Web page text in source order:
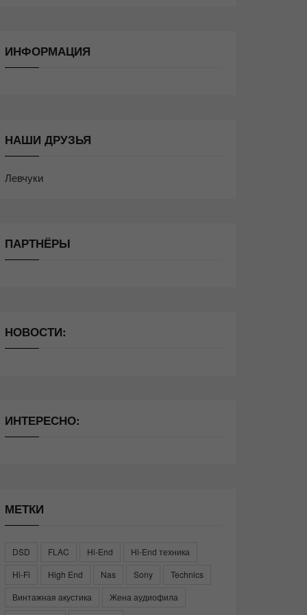
ИНФОРМАЦИЯ
НАШИ ДРУЗЬЯ
Левчуки
ПАРТНЁРЫ
НОВОСТИ:
ИНТЕРЕСНО:
МЕТКИ
DSD FLAC Hi-End
Hi-End техника
Hi-Fi
High End Nas Sony
Technics
Винтажная акустика
Жена аудиофила